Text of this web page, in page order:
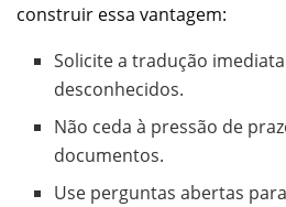
construir essa vantagem:
Solicite a tradução
desconhecidos.
Não ceda à pressão de
documentos.
Use perguntas abertas